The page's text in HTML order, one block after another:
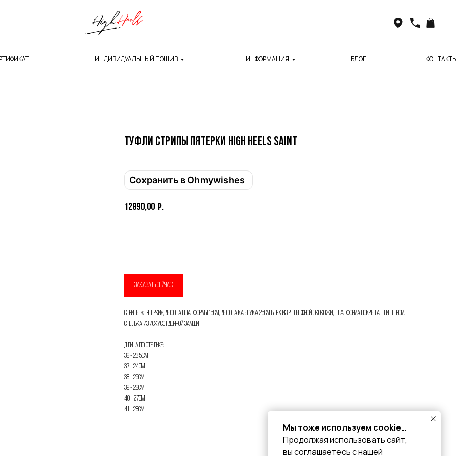
Привет! Дарим тебе -10% на первую покупку!
...и узнавай об акциях первой!
Отправить
Нажимая на кнопку, вы даете согласие на обработку своих
персональных данных согласно 152-ФЗ.
ИНДИВИДУАЛЬНЫЙ ПОШИВ ИНФОРМАЦИЯ БЛОГ
Мы тоже используем cookie…
Продолжая использовать сайт,
вы соглашаетесь с нашей
Туфли СТРИПЫ пятерки High Heels SAINT
Сохранить в Ohmywishes
12890,00 р.
ЗАКАЗАТЬ СЕЙЧАС
Стрипы, «Пятерки», высота платформы 15см, высота каблука 25см. Верх из рельефной экокожи, платформа покрыта глиттером.
Стелька из искусственной замши
Длина по стельке:
36 - 23,5см
37 - 24см
38 - 25см
39 - 26см
40 - 27см
41 - 28см